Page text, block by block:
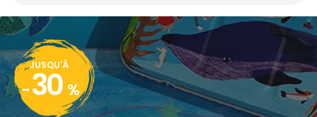
JUSQU'À
- 30 %